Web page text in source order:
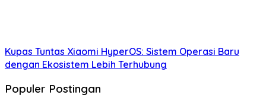
Kupas Tuntas Xiaomi HyperOS: Sistem Operasi Baru
dengan Ekosistem Lebih Terhubung
Populer Postingan